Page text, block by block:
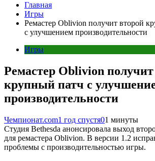
Главная
Игры
Ремастер Oblivion получит второй
с улучшением производительности
Игры
Ремастер Oblivion
крупный патч с
производительности
Чемпионат.com1 год спустя01 минуты
Студия Bethesda анонсировала выход
для ремастера Oblivion. В версии 1.2
проблемы с производительностью игры.